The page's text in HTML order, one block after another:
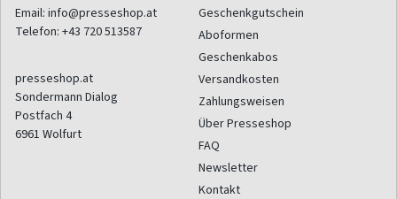
Email: info@presseshop.at
Telefon: +43 720 513587
presseshop.at
Sondermann Dialog
Postfach 4
6961 Wolfurt
Geschenkgutschein
Aboformen
Geschenkabos
Versandkosten
Zahlungsweisen
Über Presseshop
FAQ
Newsletter
Kontakt